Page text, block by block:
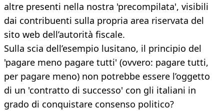
altre presenti nella nostra 'precompilata', visibili
dai contribuenti sulla propria area riservata del
sito web dell’autorità fiscale.
Sulla scia dell’esempio lusitano, il principio del
'pagare meno pagare tutti' (ovvero: pagare tutti,
per pagare meno) non potrebbe essere l’oggetto
di un 'contratto di successo' con gli italiani in
grado di conquistare consenso politico?